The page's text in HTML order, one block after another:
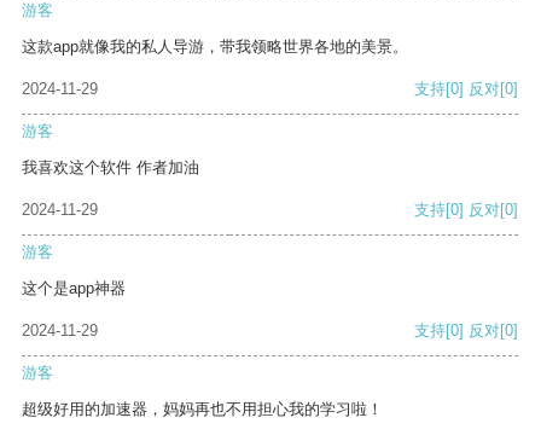
游客
这款app就像我的私人导游，带我领略世界各地的美景。
2024-11-29 支持[0] 反对[0]
游客
我喜欢这个软件 作者加油
2024-11-29 支持[0] 反对[0]
游客
这个是app神器
2024-11-29 支持[0] 反对[0]
游客
超级好用的加速器，妈妈再也不用担心我的学习啦！